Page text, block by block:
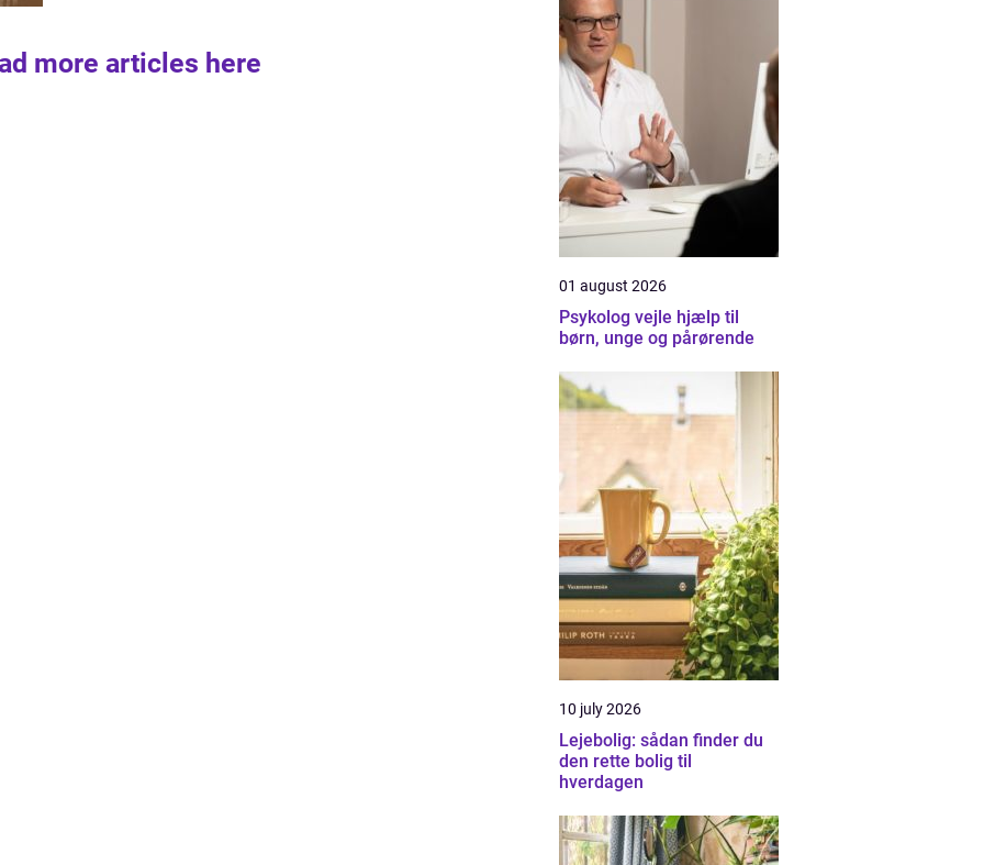
more articles here
01 august 2026
Psykolog vejle hjælp til
børn, unge og pårørende
10 july 2026
Lejebolig: sådan finder du
den rette bolig til
hverdagen